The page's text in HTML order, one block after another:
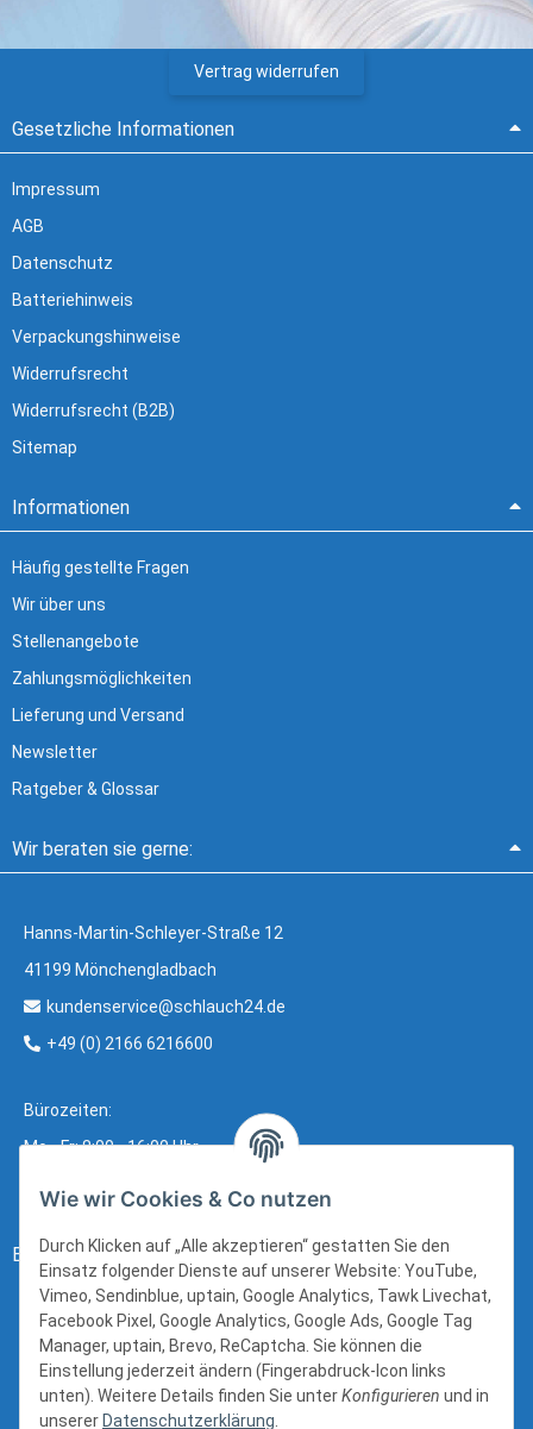
Vertrag widerrufen
Gesetzliche Informationen
Impressum
AGB
Datenschutz
Batteriehinweis
Verpackungshinweise
Widerrufsrecht
Widerrufsrecht (B2B)
Sitemap
Informationen
Häufig gestellte Fragen
Wir über uns
Stellenangebote
Zahlungsmöglichkeiten
Lieferung und Versand
Newsletter
Ratgeber & Glossar
Wir beraten sie gerne:
Hanns-Martin-Schleyer-Straße 12
41199 Mönchengladbach
kundenservice@schlauch24.de
+49 (0) 2166 6216600
Bürozeiten:
Mo - Fr: 8:00 - 16:00 Uhr
Bezahlung:
Wie wir Cookies & Co nutzen
Durch Klicken auf „Alle akzeptieren“ gestatten Sie den
Einsatz folgender Dienste auf unserer Website: YouTube,
Vimeo, Sendinblue, uptain, Google Analytics, Tawk Livechat,
Facebook Pixel, Google Analytics, Google Ads, Google Tag
Manager, uptain, Brevo, ReCaptcha. Sie können die
Einstellung jederzeit ändern (Fingerabdruck-Icon links
unten). Weitere Details finden Sie unterKonfigurieren und in
unserer Datenschutzerklärung.